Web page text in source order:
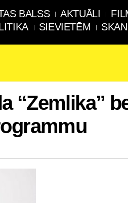
BALSS AKTUĀLI
SIEVIETĒM
“Zemlika”